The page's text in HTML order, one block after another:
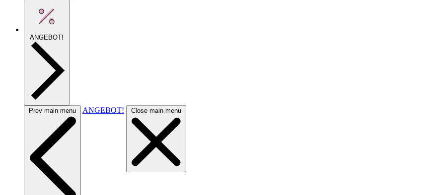
ANGEBOT!
Prev main menu ANGEBOT! Close main menu